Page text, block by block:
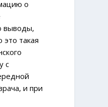
о
выводы,
такая
с
и при